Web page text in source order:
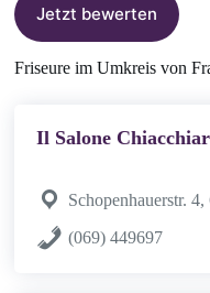
Jetzt bewerten
Friseure im Umkreis von
Il Salone
Schopenhauerstr.
(069) 449697